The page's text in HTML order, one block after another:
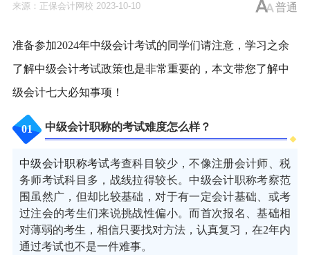
普通
来源： 正保会计网校 2023-10-10
准备参加2024年中级会计考试的同学们请注意，学习之余
了解中级会计考试政策也是非常重要的，本文带您了解中
级会计七大必知事项！
01 中级会计职称的考试难度怎么样？
中级会计职称考试考查科目较少，不像注册会计师、税
务师考试科目多，战线拉得较长。中级会计职称考察范
围虽然广，但却比较基础，对于有一定会计基础、或考
过注会的考生们来说挑战性偏小。而首次报名、基础相
对薄弱的考生，相信只要找对方法，认真复习，在2年内
通过考试也不是一件难事。